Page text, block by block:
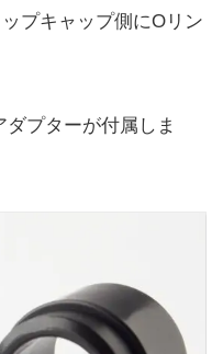
プキャップ側にOリン
プターが付属しま